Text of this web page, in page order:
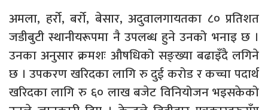
अमला, हर्रो, बर्रो, बेसार, अदुवालगायतका ८० प्रतिशत
जडीबुटी स्थानीयरूपमा नै उपलब्ध हुने उनको भनाइ छ ।
उनका अनुसार क्रमशः औषधिको सङ्ख्या बढाइँदै लगिने
छ । उपकरण खरिदका लागि रु दुई करोड र कच्चा पदार्थ
खरिदका लागि रु ६० लाख बजेट विनियोजन भइसकेको